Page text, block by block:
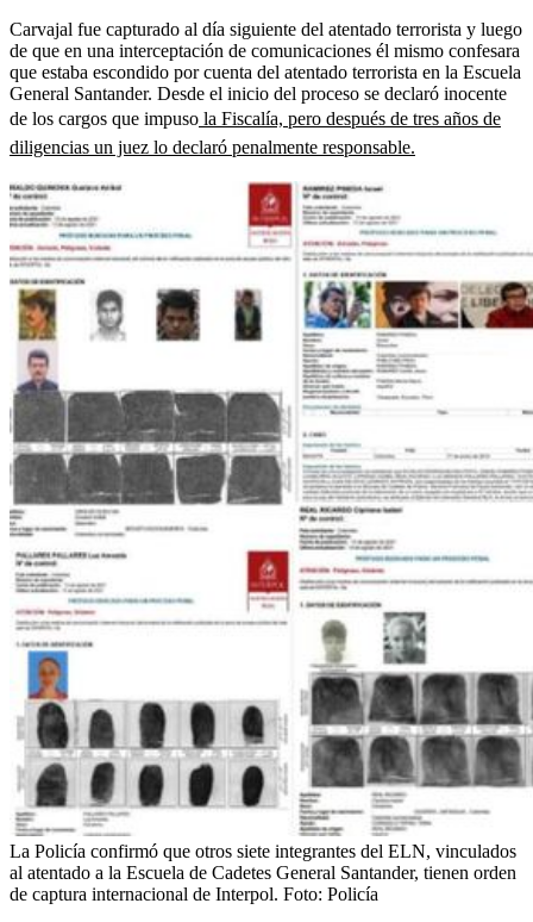
Carvajal fue capturado al día siguiente del atentado terrorista y luego
de que en una interceptación de comunicaciones él mismo confesara
que estaba escondido por cuenta del atentado terrorista en la Escuela
General Santander. Desde el inicio del proceso se declaró inocente
de los cargos que impuso la Fiscalía, pero después de tres años de
diligencias un juez lo declaró penalmente responsable.
La Policía confirmó que otros siete integrantes del ELN, vinculados
al atentado a la Escuela de Cadetes General Santander, tienen orden
de captura internacional de Interpol. Foto: Policía